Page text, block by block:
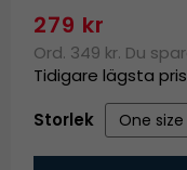
279 kr
Ord. 349 kr. Du
Tidigare lägsta
Storlek